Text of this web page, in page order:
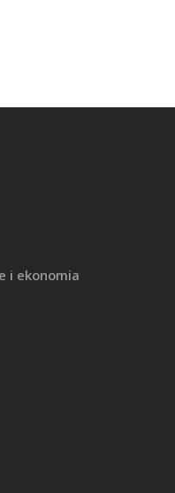
i ekonomia